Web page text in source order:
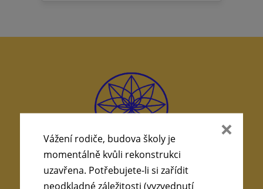
Vážení rodiče, budova školy je
momentálně kvůli rekonstrukci
uzavřena. Potřebujete-li si zařídit
neodkladné záležitosti (vyzvednutí